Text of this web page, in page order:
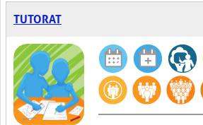
TUTORAT